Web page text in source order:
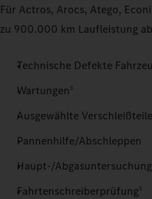
Für Actros, Arocs, Atego,
zu 900.000 km Laufleistung
Technische Defekte
Wartungen 3
Ausgewählte Verschleißteile
Pannenhilfe/Abschleppen
Haupt-/Abgasuntersuchung
Fahrtenschreiberprüfung5